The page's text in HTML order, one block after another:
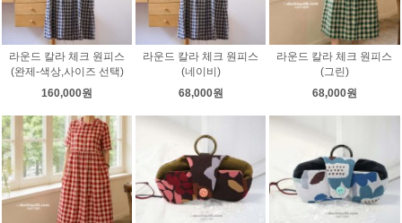
라운드 칼라 체크 원피스
(완제-색상,사이즈 선택)
160,000원
라운드 칼라 체크 원피스
(네이비)
68,000원
라운드 칼라 체크 원피스
(그린)
68,000원